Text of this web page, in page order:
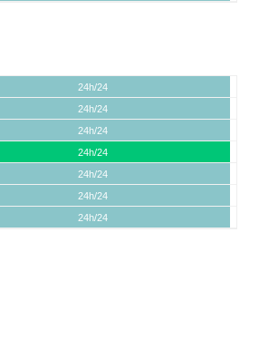
24h/24
24h/24
24h/24
24h/24
24h/24
24h/24
24h/24